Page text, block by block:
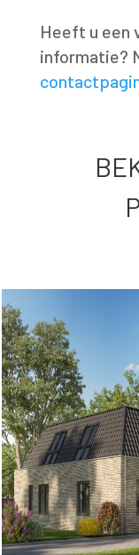
Heeft u een
informatie?